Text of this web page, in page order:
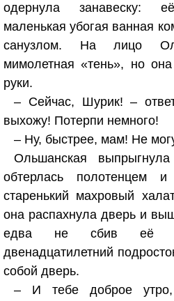
одернула занавеску:
маленькая убогая ванная
санузлом. На лицо
мимолетная «тень», но
руки.
– Сейчас, Шурик! –
выхожу! Потерпи немного!
– Ну, быстрее, мам! Не
Ольшанская
обтерлась полотенцем
старенький махровый
она распахнула дверь и
едва не сбив её с
двенадцатилетний
собой дверь.
– И тебе доброе